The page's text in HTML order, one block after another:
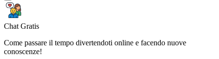
Chat Gratis
Come passare il tempo divertendoti online e facendo nuove
conoscenze!